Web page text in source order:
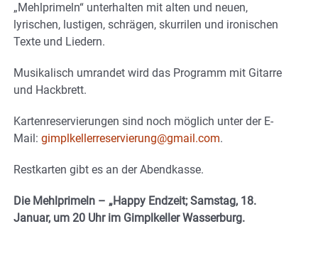
„Mehlprimeln“ unterhalten mit alten und neuen,
lyrischen, lustigen, schrägen, skurrilen und ironischen
Texte und Liedern.
Musikalisch umrandet wird das Programm mit Gitarre
und Hackbrett.
Kartenreservierungen sind noch möglich unter der E-
Mail: gimplkellerreservierung@gmail.com.
Restkarten gibt es an der Abendkasse.
Die Mehlprimeln – „Happy Endzeit; Samstag, 18.
Januar, um 20 Uhr im Gimplkeller Wasserburg.